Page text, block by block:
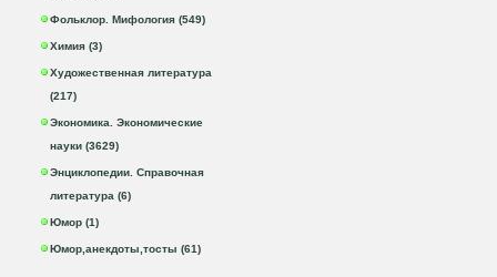
Фольклор. Мифология (549)
Химия (3)
Художественная литература
(217)
Экономика. Экономические
науки (3629)
Энциклопедии. Справочная
литература (6)
Юмор (1)
Юмор,анекдоты,тосты (61)